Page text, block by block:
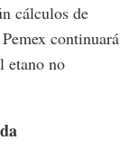
cálculos de
continuará
etano no